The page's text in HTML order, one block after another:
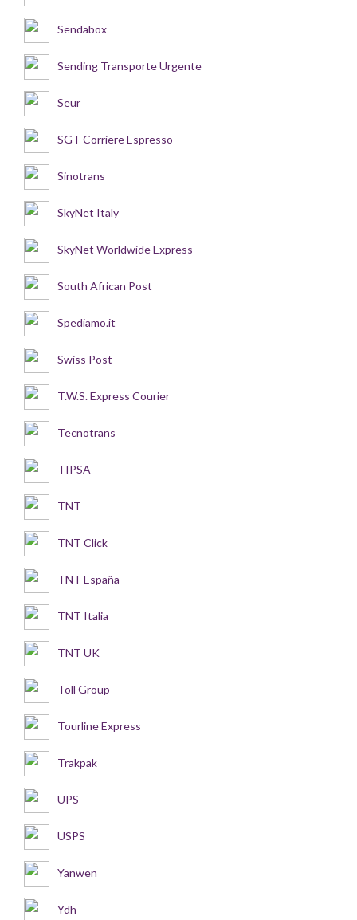
Sendabox
Sending Transporte Urgente
Seur
SGT Corriere Espresso
Sinotrans
SkyNet Italy
SkyNet Worldwide Express
South African Post
Spediamo.it
Swiss Post
T.W.S. Express Courier
Tecnotrans
TIPSA
TNT
TNT Click
TNT España
TNT Italia
TNT UK
Toll Group
Tourline Express
Trakpak
UPS
USPS
Yanwen
Ydh